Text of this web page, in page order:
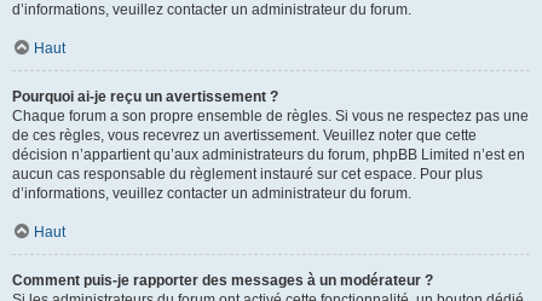
d’informations, veuillez contacter un administrateur du forum.
Haut
Pourquoi ai-je reçu un avertissement ?
Chaque forum a son propre ensemble de règles. Si vous ne respectez pas une
de ces règles, vous recevrez un avertissement. Veuillez noter que cette
décision n’appartient qu’aux administrateurs du forum, phpBB Limited n’est en
aucun cas responsable du règlement instauré sur cet espace. Pour plus
d’informations, veuillez contacter un administrateur du forum.
Haut
Comment puis-je rapporter des messages à un modérateur ?